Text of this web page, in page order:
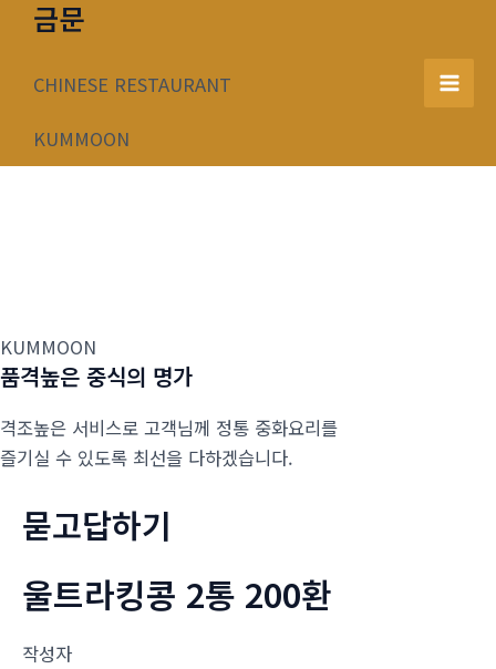
너
금문
CHINESE RESTAURANT
KUMMOON
Main
KUMMOON
품격높은 중식의 명가
격조높은 서비스로 고객님께 정통 중화요리를
즐기실 수 있도록 최선을 다하겠습니다.
묻고답하기
울트라킹콩 2통 200환
작성자